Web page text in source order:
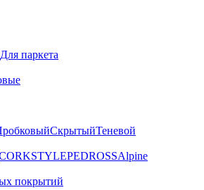
Для паркета
СкрытыйТеневой
PEDROSSAlpine
покрытий